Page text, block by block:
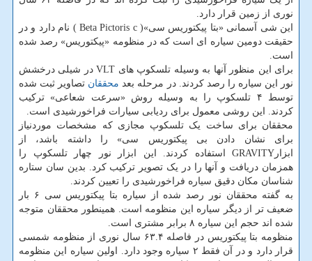
نوری از زمین قرار دارد.
این شی آسمانی «بتا پیکتوریس سی»( Beta Pictoris c ) نام دارد و در
حقیقت دومین سیاره ای است که در منظومه «پیکتوریس» رصد شده
است.
برای این منظور آنها به وسیله تلسکوپ های VLT در شیلی درخشش
نور این سیاره را رصد کردند. در مرحله بعد محققان تصاویر ثبت شده
توسط ۴ تلسکوپ را به وسیله روش «سرعت شعاعی» ترکیب
کردند. این روشی معمول برای ردیابی سیارات فراخورشیدی است.
محققان برای ساخت یک تلسکوپ مجازی که مشخصات موردنیاز
برای نشان دادن بی پیکتوریس سی» را داشته باشد، از
ابزارGRAVITY استفاده کردند. این ابزار نور چهار تلسکوپ را
همزمان دریافت و آنها را در یک تصویر ترکیب کرد. بدین سان ستاره
شناسان مکان دقیق سیاره فراخورشیدی را تعیین کردند.
به گفته محققان نور رصد شده از سیاره بتا پیکتوریس سی ۶ بار
ضعیف تر از دیگر سیاره این منظومه است. همینطور محققان متوجه
شده اند حجم این سیاره ۸ برابر مشتری است.
منظومه بتا پیکتوریس در فاصله ۶۳.۴ سال نوری از منظومه شمسی
قرار دارد و در آن فقط ۲ سیاره وجود دارد. اولین سیاره این منظومه